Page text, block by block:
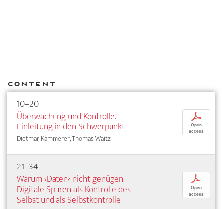
Content
10–20
Überwachung und Kontrolle.
Einleitung in den Schwerpunkt
Dietmar Kammerer, Thomas Waitz
p
Open
access
21–34
Warum ›Daten‹ nicht genügen.
Digitale Spuren als Kontrolle des
Selbst und als Selbstkontrolle
p
Open
access